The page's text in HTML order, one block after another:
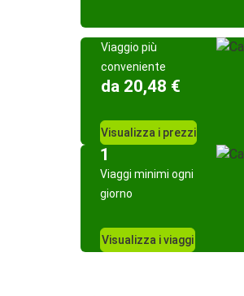
Viaggio più
conveniente
da 20,48 €
Visualizza i prezzi
1
Viaggi minimi ogni
giorno
Visualizza i viaggi